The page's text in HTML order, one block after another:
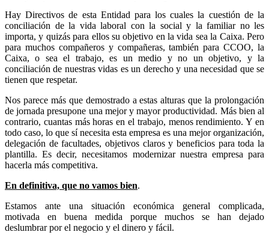
Hay Directivos de esta Entidad para los cuales la cuestión de la
conciliación de la vida laboral con la social y la familiar no les
importa, y quizás para ellos su objetivo en la vida sea la Caixa. Pero
para muchos compañeros y compañeras, también para CCOO, la
Caixa, o sea el trabajo, es un medio y no un objetivo, y la
conciliación de nuestras vidas es un derecho y una necesidad que se
tienen que respetar.
Nos parece más que demostrado a estas alturas que la prolongación
de jornada presupone una mejor y mayor productividad. Más bien al
contrario, cuantas más horas en el trabajo, menos rendimiento. Y en
todo caso, lo que sí necesita esta empresa es una mejor organización,
delegación de facultades, objetivos claros y beneficios para toda la
plantilla. Es decir, necesitamos modernizar nuestra empresa para
hacerla más competitiva.
En definitiva, que no vamos bien.
Estamos ante una situación económica general complicada,
motivada en buena medida porque muchos se han dejado
deslumbrar por el negocio y el dinero y fácil.